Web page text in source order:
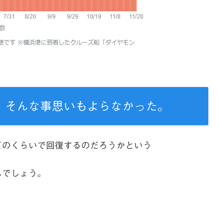
んな事思いもよらなかった。
くらいで回復するのだろうかという
しょう。